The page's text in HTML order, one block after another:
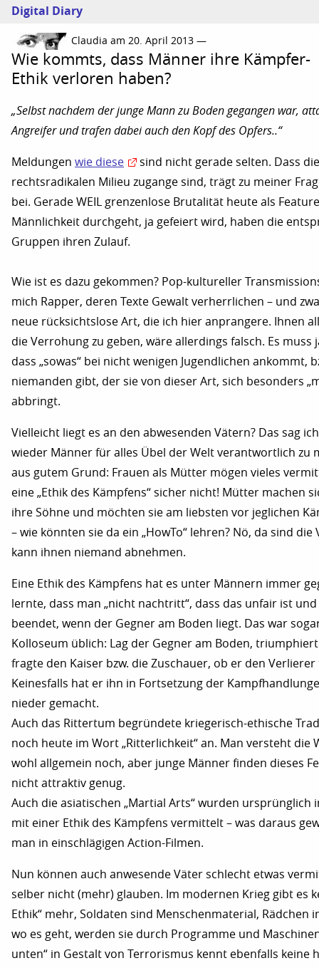
Digital Diary
Claudia am 20. April 2013 —
Wie kommts, dass Männer ihre Kämpfer-
Ethik verloren haben?
„Selbst nachdem der junge Mann zu Boden gegangen war,
Angreifer und trafen dabei auch den Kopf des Opfers..“
Meldungen wie diese
sind nicht gerade selten. Dass
rechtsradikalen Milieu zugange sind, trägt zu meiner
bei. Gerade WEIL grenzenlose Brutalität heute als
Männlichkeit durchgeht, ja gefeiert wird, haben die
Gruppen ihren Zulauf.
Wie ist es dazu gekommen? Pop-kultureller
mich Rapper, deren Texte Gewalt verherrlichen – und
neue rücksichtslose Art, die ich hier anprangere. Ihnen
die Verrohung zu geben, wäre allerdings falsch. Es muss
dass „sowas“ bei nicht wenigen Jugendlichen ankommt,
niemanden gibt, der sie von dieser Art, sich besonders
abbringt.
Vielleicht liegt es an den abwesenden Vätern? Das sag
wieder Männer für alles Übel der Welt verantwortlich zu
aus gutem Grund: Frauen als Mütter mögen vieles
eine „Ethik des Kämpfens“ sicher nicht! Mütter machen
ihre Söhne und möchten sie am liebsten vor jeglichen
– wie könnten sie da ein „HowTo“ lehren? Nö, da sind die
kann ihnen niemand abnehmen.
Eine Ethik des Kämpfens hat es unter Männern immer
lernte, dass man „nicht nachtritt“, dass das unfair ist
beendet, wenn der Gegner am Boden liegt. Das war
Kolloseum üblich: Lag der Gegner am Boden,
fragte den Kaiser bzw. die Zuschauer, ob er den
Keinesfalls hat er ihn in Fortsetzung der
nieder gemacht.
Auch das Rittertum begründete kriegerisch-ethische
noch heute im Wort „Ritterlichkeit“ an. Man versteht die
wohl allgemein noch, aber junge Männer finden dieses
nicht attraktiv genug.
Auch die asiatischen „Martial Arts“ wurden ursprünglich
mit einer Ethik des Kämpfens vermittelt – was daraus
man in einschlägigen Action-Filmen.
Nun können auch anwesende Väter schlecht etwas
selber nicht (mehr) glauben. Im modernen Krieg gibt es
Ethik“ mehr, Soldaten sind Menschenmaterial, Rädchen
wo es geht, werden sie durch Programme und
unten“ in Gestalt von Terrorismus kennt ebenfalls keine